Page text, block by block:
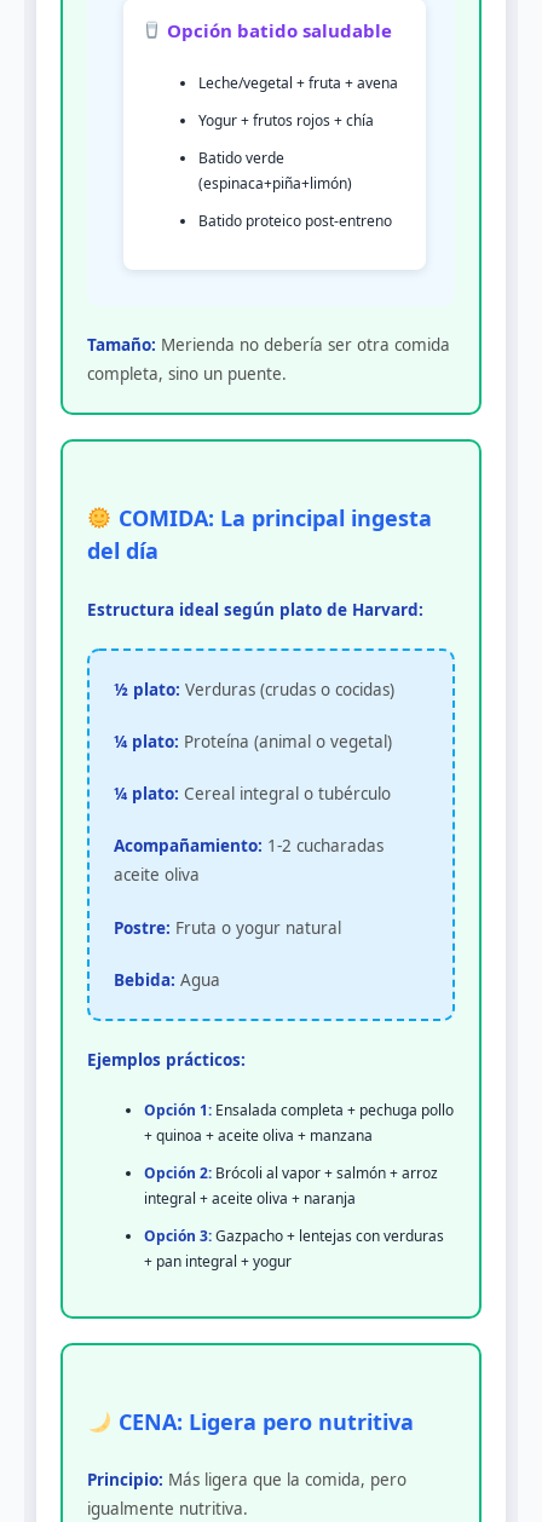
Opción batido saludable
Leche/vegetal + fruta + avena
Yogur + frutos rojos + chía
Batido verde
(espinaca+piña+limón)
Batido proteico post-entreno
Tamaño: Merienda no debería ser otra comida
completa, sino un puente.
COMIDA: La principal ingesta
del día
Estructura ideal según plato de Harvard:
½ plato: Verduras (crudas o cocidas)
¼ plato: Proteína (animal o vegetal)
¼ plato: Cereal integral o tubérculo
Acompañamiento: 1-2 cucharadas
aceite oliva
Postre: Fruta o yogur natural
Bebida: Agua
Ejemplos prácticos:
Opción 1: Ensalada completa + pechuga pollo
+ quinoa + aceite oliva + manzana
Opción 2: Brócoli al vapor + salmón + arroz
integral + aceite oliva + naranja
Opción 3:Gazpacho + lentejas con verduras
+ pan integral + yogur
CENA: Ligera pero nutritiva
Principio: Más ligera que la comida, pero
igualmente nutritiva.